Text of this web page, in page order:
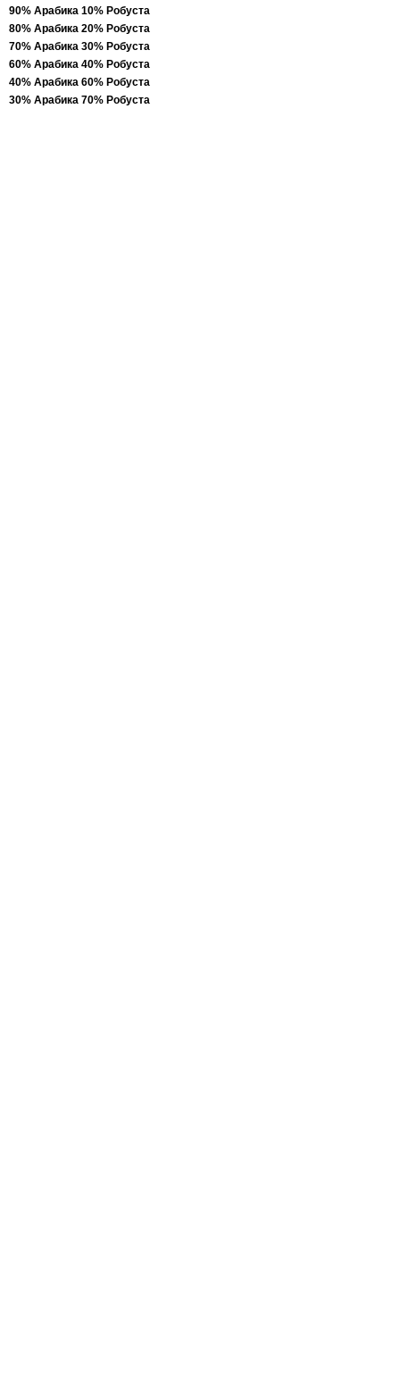
90% Арабика 10% Робуста
80% Арабика 20% Робуста
70% Арабика 30% Робуста
60% Арабика 40% Робуста
40% Арабика 60% Робуста
30% Арабика 70% Робуста